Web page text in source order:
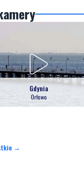
Gdynia
Orłowo
→